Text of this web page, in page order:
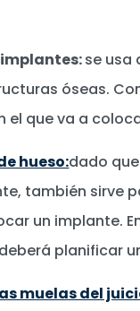
se usa
óseas.
el que va a
hueso:dado
también sirve
un implante.
planificar
muelas del